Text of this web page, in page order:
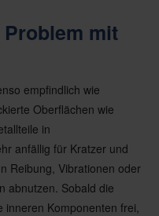
mit
empfindlich wie
Oberflächen wie
in
anfällig für Kratzer und
Reibung, Vibrationen oder
abnutzen. Sobald die
Komponenten frei,